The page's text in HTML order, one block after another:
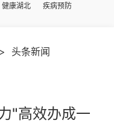
健康湖北 疾病预防
> 头条新闻
"高效办成一